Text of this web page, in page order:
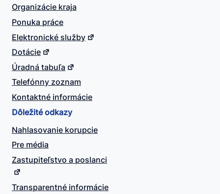
Organizácie kraja
Ponuka práce
Elektronické služby
Dotácie
Úradná tabuľa
Telefónny zoznam
Kontaktné informácie
Dôležité odkazy
Nahlasovanie korupcie
Pre média
Zastupiteľstvo a poslanci
Transparentné informácie